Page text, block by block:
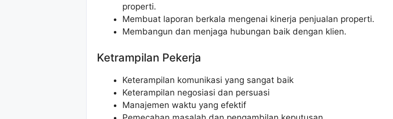
properti.
Membuat laporan berkala mengenai kinerja penjualan properti.
Membangun dan menjaga hubungan baik dengan klien.
Ketrampilan Pekerja
Keterampilan komunikasi yang sangat baik
Keterampilan negosiasi dan persuasi
Manajemen waktu yang efektif